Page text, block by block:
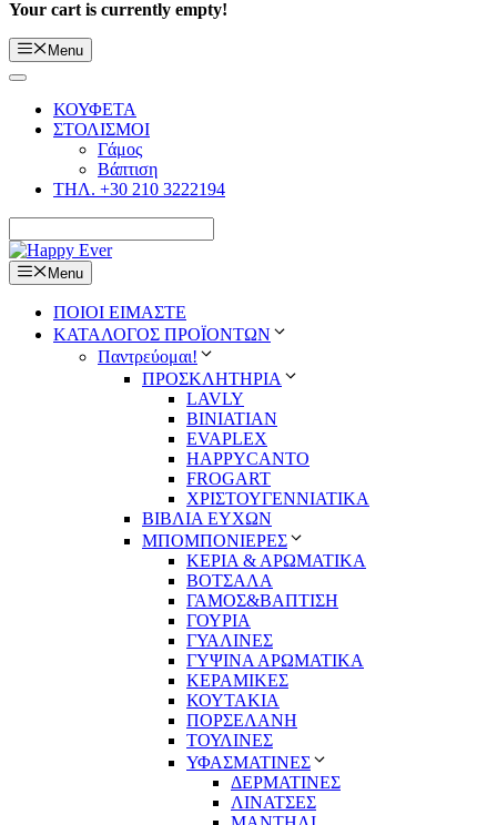
Your cart is currently empty!
Menu
ΚΟΥΦΕΤΑ
ΣΤΟΛΙΣΜΟΙ
Γάμος
Βάπτιση
ΤΗΛ. +30 210 3222194
Menu
ΠΟΙΟΙ ΕΙΜΑΣΤΕ
ΚΑΤΑΛΟΓΟΣ ΠΡΟΪΟΝΤΩΝ
Παντρεύομαι!
ΠΡΟΣΚΛΗΤΗΡΙΑ
LAVLY
BINIATIAN
EVAPLEX
HAPPYCANTO
FROGART
ΧΡΙΣΤΟΥΓΕΝΝΙΑΤΙΚΑ
ΒΙΒΛΙΑ ΕΥΧΩΝ
ΜΠΟΜΠΟΝΙΕΡΕΣ
ΚΕΡΙΑ & ΑΡΩΜΑΤΙΚΑ
ΒΟΤΣΑΛΑ
ΓΑΜΟΣ&ΒΑΠΤΙΣΗ
ΓΟΥΡΙΑ
ΓΥΑΛΙΝΕΣ
ΓΥΨΙΝΑ ΑΡΩΜΑΤΙΚΑ
ΚΕΡΑΜΙΚΕΣ
ΚΟΥΤΑΚΙΑ
ΠΟΡΣΕΛΑΝΗ
ΤΟΥΛΙΝΕΣ
ΥΦΑΣΜΑΤΙΝΕΣ
ΔΕΡΜΑΤΙΝΕΣ
ΛΙΝΑΤΣΕΣ